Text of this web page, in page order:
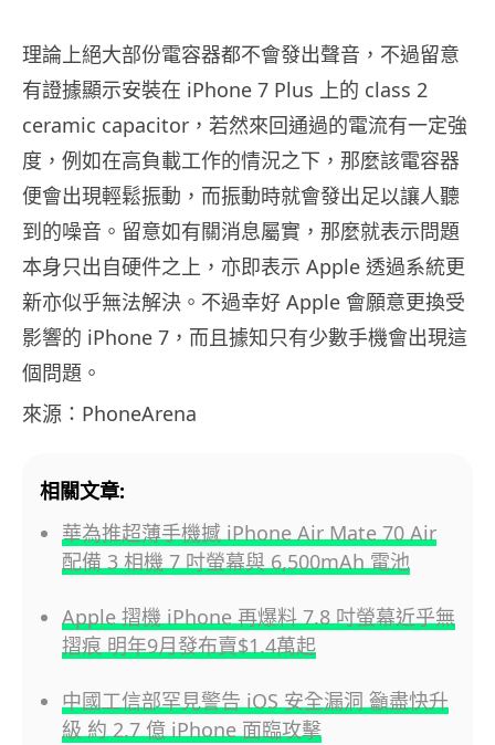
理論上絕大部份電容器都不會發出聲音，不過留意
有證據顯示安裝在 iPhone 7 Plus 上的 class 2
ceramic capacitor，若然來回通過的電流有一定強
度，例如在高負載工作的情況之下，那麼該電容器
便會出現輕鬆振動，而振動時就會發出足以讓人聽
到的噪音。留意如有關消息屬實，那麼就表示問題
本身只出自硬件之上，亦即表示 Apple 透過系統更
新亦似乎無法解決。不過幸好 Apple 會願意更換受
影響的 iPhone 7，而且據知只有少數手機會出現這
個問題。
來源：PhoneArena
相關文章:
華為推超薄手機撼 iPhone Air Mate 70 Air
配備 3 相機 7 吋螢幕與 6,500mAh 電池
Apple 摺機 iPhone 再爆料 7.8 吋螢幕近乎無
摺痕 明年9月發布賣$1.4萬起
中國工信部罕見警告 iOS 安全漏洞 籲盡快升
級 約 2.7 億 iPhone 面臨攻擊